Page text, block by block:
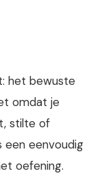
het bewuste
omdat je
stilte of
een eenvoudig
oefening.